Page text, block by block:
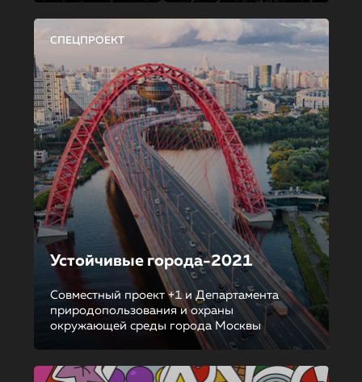
СПЕЦПРОЕКТ
Устойчивые города-2021
Совместный проект +1 и Департамента
природопользования и охраны
окружающей среды города Москвы